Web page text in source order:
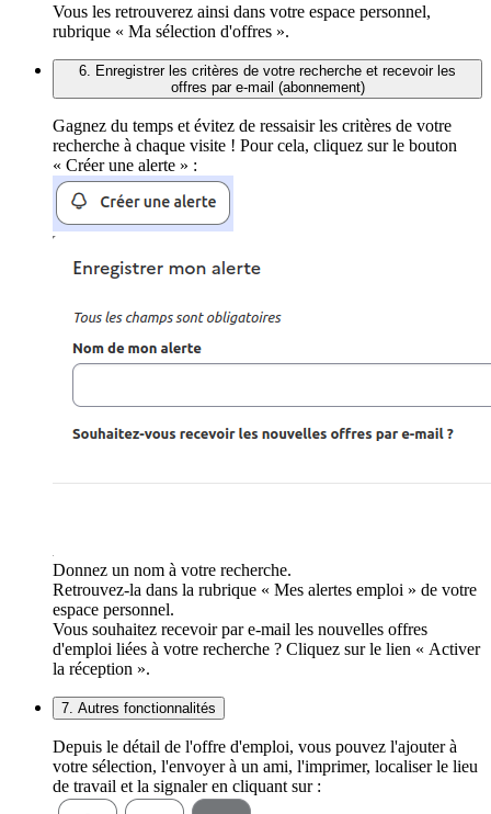
Vous les retrouverez ainsi dans votre espace personnel,
rubrique « Ma sélection d'offres ».
6. Enregistrer les critères de votre recherche et recevoir les
offres par e-mail (abonnement)
Gagnez du temps et évitez de ressaisir les critères de votre
recherche à chaque visite ! Pour cela, cliquez sur le bouton
« Créer une alerte » :
Donnez un nom à votre recherche.
Retrouvez-la dans la rubrique « Mes alertes emploi » de votre
espace personnel.
Vous souhaitez recevoir par e-mail les nouvelles offres
d'emploi liées à votre recherche ? Cliquez sur le lien « Activer
la réception ».
7. Autres fonctionnalités
Depuis le détail de l'offre d'emploi, vous pouvez l'ajouter à
votre sélection, l'envoyer à un ami, l'imprimer, localiser le lieu
de travail et la signaler en cliquant sur :